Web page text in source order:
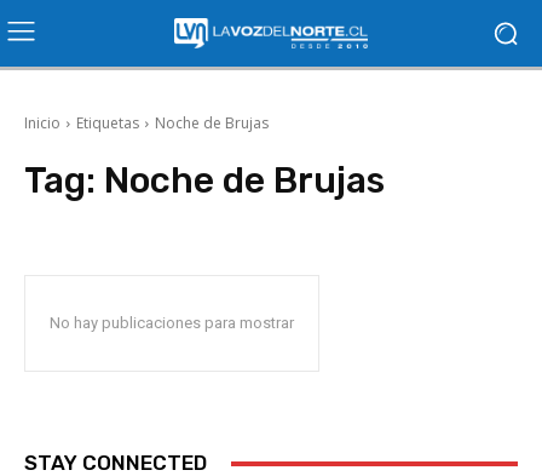
Inicio Etiquetas Noche de Brujas
Tag: Noche de Brujas
No hay publicaciones para mostrar
STAY CONNECTED